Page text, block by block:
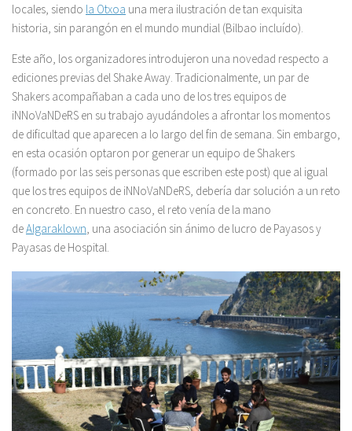
locales, siendo la Otxoa una mera ilustración de tan exquisita
historia, sin parangón en el mundo mundial (Bilbao incluído).
Este año, los organizadores introdujeron una novedad respecto a
ediciones previas del Shake Away. Tradicionalmente, un par de
Shakers acompañaban a cada uno de los tres equipos de
iNNoVaNDeRS en su trabajo ayudándoles a afrontar los momentos
de dificultad que aparecen a lo largo del fin de semana. Sin embargo,
en esta ocasión optaron por generar un equipo de Shakers
(formado por las seis personas que escriben este post) que al igual
que los tres equipos de iNNoVaNDeRS, debería dar solución a un reto
en concreto. En nuestro caso, el reto venía de la mano
deAlgaraklown, una asociación sin ánimo de lucro de Payasos y
Payasas de Hospital.